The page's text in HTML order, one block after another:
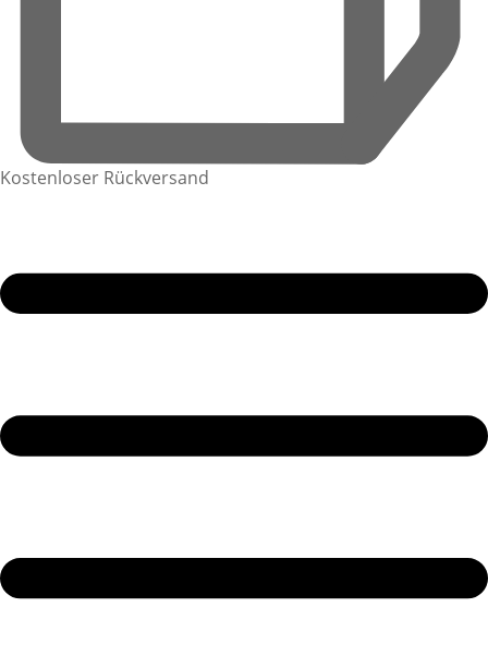
Kostenloser Rückversand